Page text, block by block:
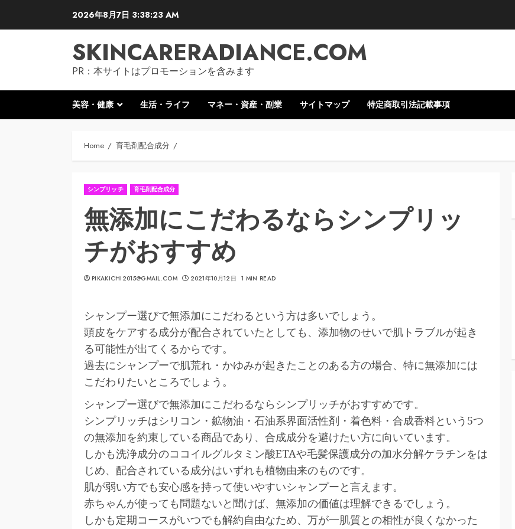
2026年8月7日 3:38:24 AM
SKINCARERADIANCE.COM
PR：本サイトはプロモーションを含みます
美容・健康 生活・ライフ マネー・資産・副業 サイトマップ 特定商取引法記載事項
Home 育毛剤配合成分
シンプリッチ 育毛剤配合成分
無添加にこだわるならシンプリッ
チがおすすめ
PIKAKICHI2015@GMAIL.COM 2021年10月12日 1 MIN READ
シャンプー選びで無添加にこだわるという方は多いでしょう。
頭皮をケアする成分が配合されていたとしても、添加物のせいで肌トラブルが起き
る可能性が出てくるからです。
過去にシャンプーで肌荒れ・かゆみが起きたことのある方の場合、特に無添加には
こだわりたいところでしょう。
シャンプー選びで無添加にこだわるならシンプリッチがおすすめです。
シンプリッチはシリコン・鉱物油・石油系界面活性剤・着色料・合成香料という5つ
の無添加を約束している商品であり、合成成分を避けたい方に向いています。
しかも洗浄成分のココイルグルタミン酸ETAや毛髪保護成分の加水分解ケラチンをは
じめ、配合されている成分はいずれも植物由来のものです。
肌が弱い方でも安心感を持って使いやすいシャンプーと言えます。
赤ちゃんが使っても問題ないと聞けば、無添加の価値は理解できるでしょう。
しかも定期コースがいつでも解約自由なため、万が一肌質との相性が良くなかった